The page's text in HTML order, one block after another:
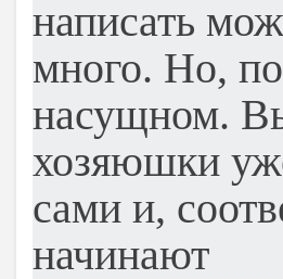
написать
много. Но,
насущном.
хозяюшки
сами и,
начинают